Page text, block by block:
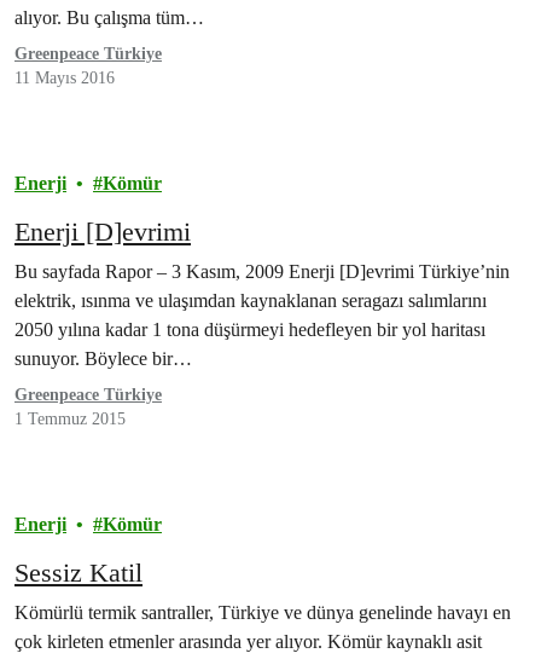
alıyor. Bu çalışma tüm…
Greenpeace Türkiye
11 Mayıs 2016
Enerji Kömür
Enerji [D]evrimi
Bu sayfada Rapor – 3 Kasım, 2009 Enerji [D]evrimi Türkiye’nin
elektrik, ısınma ve ulaşımdan kaynaklanan seragazı salımlarını
2050 yılına kadar 1 tona düşürmeyi hedefleyen bir yol haritası
sunuyor. Böylece bir…
Greenpeace Türkiye
1 Temmuz 2015
Enerji Kömür
Sessiz Katil
Kömürlü termik santraller, Türkiye ve dünya genelinde havayı en
çok kirleten etmenler arasında yer alıyor. Kömür kaynaklı asit